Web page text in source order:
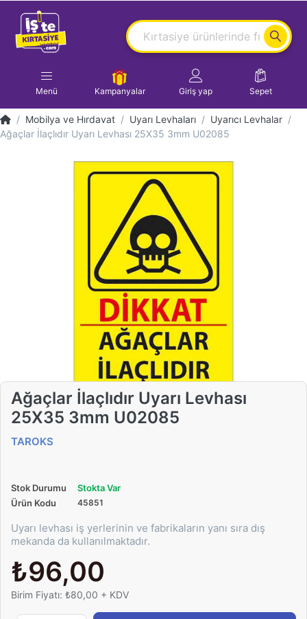
Menü Kampanyalar Giriş yap Sepet
Mobilya ve Hırdavat Uyarı Levhaları
Uyarıcı Levhalar
Ağaçlar İlaçlıdır Uyarı Levhası 25X35 3mm U02085
Ağaçlar İlaçlıdır Uyarı Levhası
25X35 3mm U02085
TAROKS
Stok Durumu
Stokta Var
Ürün Kodu
45851
Uyarı levhası iş yerlerinin ve fabrikaların yanı sıra dış
mekanda da kullanılmaktadır.
₺96,00
Birim Fiyatı: ₺80,00 + KDV